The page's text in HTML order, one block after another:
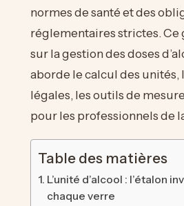
normes de santé et des
réglementaires strictes.
sur la gestion des doses
aborde le calcul des unités,
légales, les outils de
pour les professionnels de
Table des matières
L’unité d’alcool : l’étalon
chaque verre